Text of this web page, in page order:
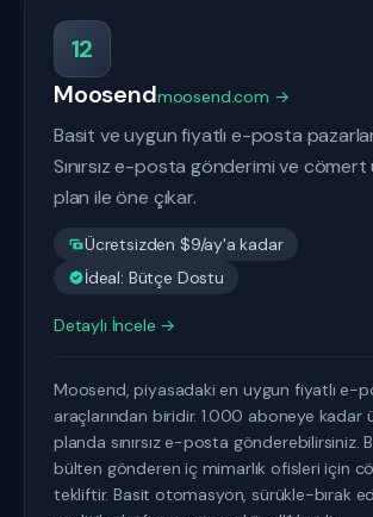
12
Moosendmoosend.com →
Basit ve uygun fiyatlı e-posta
Sınırsız e-posta gönderimi ve
plan ile öne çıkar.
Ücretsizden $9/ay'a kadar
İdeal: Bütçe Dostu
Detaylı İncele →
Moosend, piyasadaki en uygun fiyatlı e-
araçlarından biridir. 1.000 aboneye kadar
planda sınırsız e-posta gönderebilirsiniz.
bülten gönderen iç mimarlık ofisleri için
tekliftir. Basit otomasyon, sürükle-bırak